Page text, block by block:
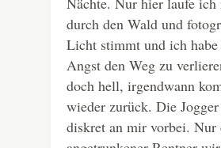
durch den Wald und
Licht stimmt und ich
Angst den Weg zu
doch hell, irgendwann
wieder zurück. Die
diskret an mir vorbei. Nur